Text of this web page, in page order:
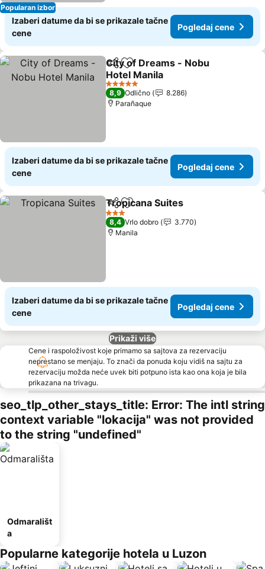
Popularan izbor
Izaberi datume da bi se prikazale tačne
cene
Pogledaj cene
Deli Dodati u favorite
City of Dreams - Nobu
Hotel Manila
Pogledaj cene
5 Zvezdice
8,9 Odlično
8.286
Parañaque
Izaberi datume da bi se prikazale tačne
cene
Pogledaj cene
Deli Dodati u favorite
Tropicana Suites
3 Zvezdice
8,4 Vrlo dobro
3.770
Manila
Izaberi datume da bi se prikazale tačne
cene
Pogledaj cene
Prikaži više
Cene i raspoloživost koje primamo sa sajtova za rezervaciju
neprestano se menjaju. To znači da ponuda koju vidiš na sajtu za
rezervaciju možda neće uvek biti potpuno ista kao ona koja je bila
prikazana na trivagu.
seo_tlp_other_stays_title: Error: The intl string
context variable "lokacija" was not provided
to the string "undefined"
Odmarališt
a
Popularne kategorije hotela u Luzon